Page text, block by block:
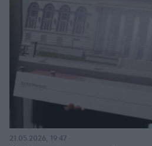
21.05.2026, 19:47